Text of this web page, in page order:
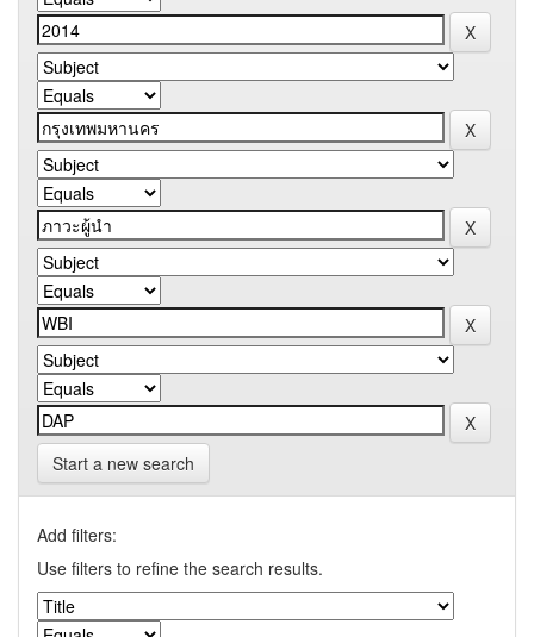
Start a new search
Add filters:
Use filters to refine the search results.